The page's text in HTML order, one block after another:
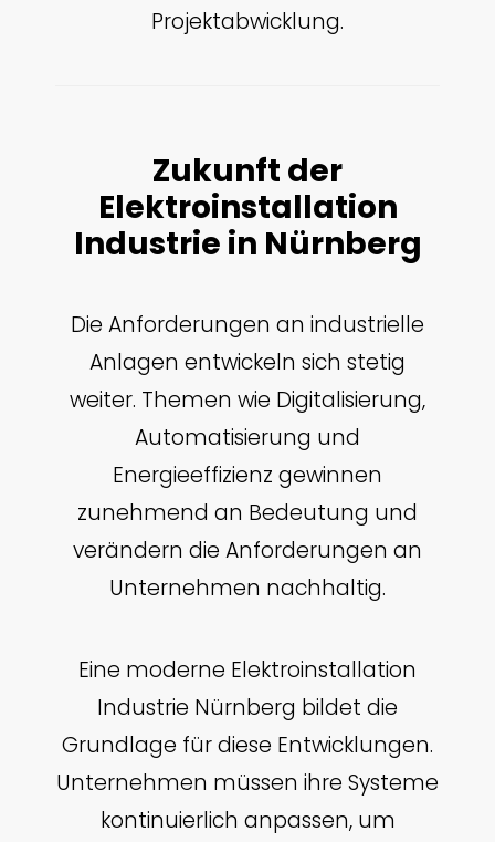
Projektabwicklung.
Zukunft der
Elektroinstallation
Industrie in Nürnberg
Die Anforderungen an industrielle
Anlagen entwickeln sich stetig
weiter. Themen wie Digitalisierung,
Automatisierung und
Energieeffizienz gewinnen
zunehmend an Bedeutung und
verändern die Anforderungen an
Unternehmen nachhaltig.
Eine moderne Elektroinstallation
Industrie Nürnberg bildet die
Grundlage für diese Entwicklungen.
Unternehmen müssen ihre Systeme
kontinuierlich anpassen, um